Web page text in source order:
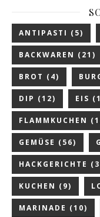
ANTIPASTI (5)
BACKWAREN (21)
BROT (4)
DIP (12) EIS
FLAMMKUCHEN
GEMÜSE (56)
HACKGERICHTE
KUCHEN (9)
MARINADE (10)